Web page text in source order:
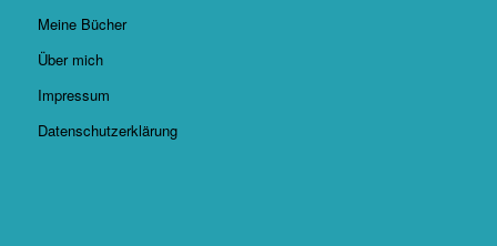
Meine Bücher
Über mich
Impressum
Datenschutzerklärung